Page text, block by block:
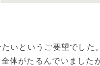
いというご要望でした。
体がたるんでいました